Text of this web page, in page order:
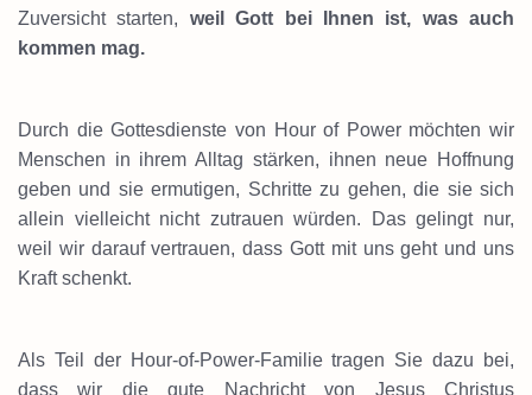
Zuversicht starten, weil Gott bei Ihnen ist, was auch
kommen mag.
Durch die Gottesdienste von Hour of Power möchten wir
Menschen in ihrem Alltag stärken, ihnen neue Hoffnung
geben und sie ermutigen, Schritte zu gehen, die sie sich
allein vielleicht nicht zutrauen würden. Das gelingt nur,
weil wir darauf vertrauen, dass Gott mit uns geht und uns
Kraft schenkt.
Als Teil der Hour-of-Power-Familie tragen Sie dazu bei,
dass wir die gute Nachricht von Jesus Christus